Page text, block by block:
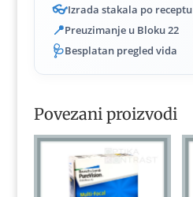
👓Izrada stakala po receptu
📍Preuzimanje u Bloku 22
🩺Besplatan pregled vida
Povezani proizvodi